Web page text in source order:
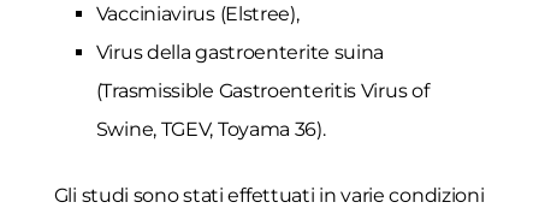
Vacciniavirus (Elstree),
Virus della gastroenterite suina
(Trasmissible Gastroenteritis Virus of
Swine, TGEV, Toyama 36).
Gli studi sono stati effettuati in varie condizioni